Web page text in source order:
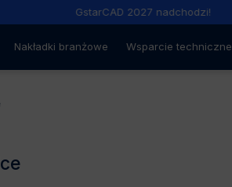
GstarCAD 2027 nadchodzi!
Nakładki branżowe Wsparcie techniczne